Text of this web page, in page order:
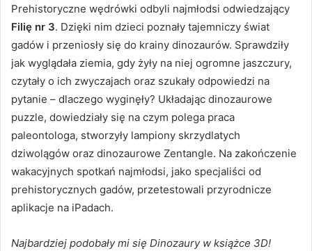
Prehistoryczne wędrówki odbyli najmłodsi odwiedzający
Filię nr 3. Dzięki nim dzieci poznały tajemniczy świat
gadów i przeniosły się do krainy dinozaurów. Sprawdziły
jak wyglądała ziemia, gdy żyły na niej ogromne jaszczury,
czytały o ich zwyczajach oraz szukały odpowiedzi na
pytanie – dlaczego wyginęły? Układając dinozaurowe
puzzle, dowiedziały się na czym polega praca
paleontologa, stworzyły lampiony skrzydlatych
dziwolągów oraz dinozaurowe Zentangle. Na zakończenie
wakacyjnych spotkań najmłodsi, jako specjaliści od
prehistorycznych gadów, przetestowali przyrodnicze
aplikacje na iPadach.
Najbardziej podobały mi się Dinozaury w książce 3D!